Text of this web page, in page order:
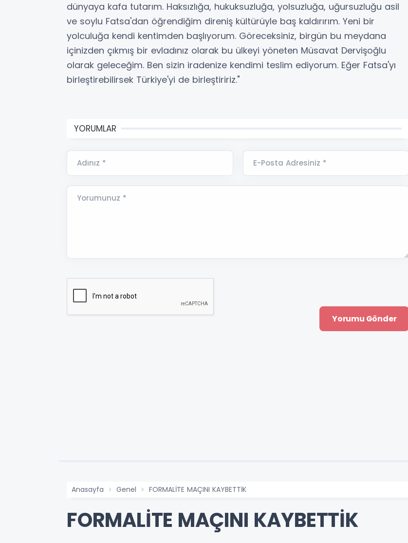
dünyaya kafa tutarım. Haksızlığa, hukuksuzluğa, yolsuzluğa, uğursuzluğu asil
ve soylu Fatsa'dan öğrendiğim direniş kültürüyle baş kaldırırım. Yeni bir
yolculuğa kendi kentimden başlıyorum. Göreceksiniz, birgün bu meydana
içinizden çıkmış bir evladınız olarak bu ülkeyi yöneten Müsavat Dervişoğlu
olarak geleceğim. Ben sizin iradenize kendimi teslim ediyorum. Eğer Fatsa'yı
birleştirebilirsek Türkiye'yi de birleştiririz."
YORUMLAR
Adınız * E-Posta Adresiniz *
Yorumunuz *
Anasayfa Genel FORMALİTE MAÇINI KAYBETTİK
FORMALİTE MAÇINI KAYBETTİK